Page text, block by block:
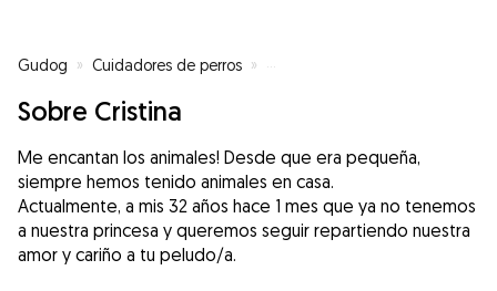
Gudog » Cuidadores de perros » Cuidadores de perros en
Sobre Cristina
Me encantan los animales! Desde que era pequeña,
siempre hemos tenido animales en casa.
Actualmente, a mis 32 años hace 1 mes que ya no tenemos
a nuestra princesa y queremos seguir repartiendo nuestra
amor y cariño a tu peludo/a.